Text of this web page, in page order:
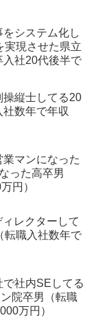
システム化し
実現させた県立
社20代後半で
縦士してる20
数年で年収
マンになった
った高卒男
円）
レクターして
転職入社数年で
社内SEしてる
院卒男（転職
万円）